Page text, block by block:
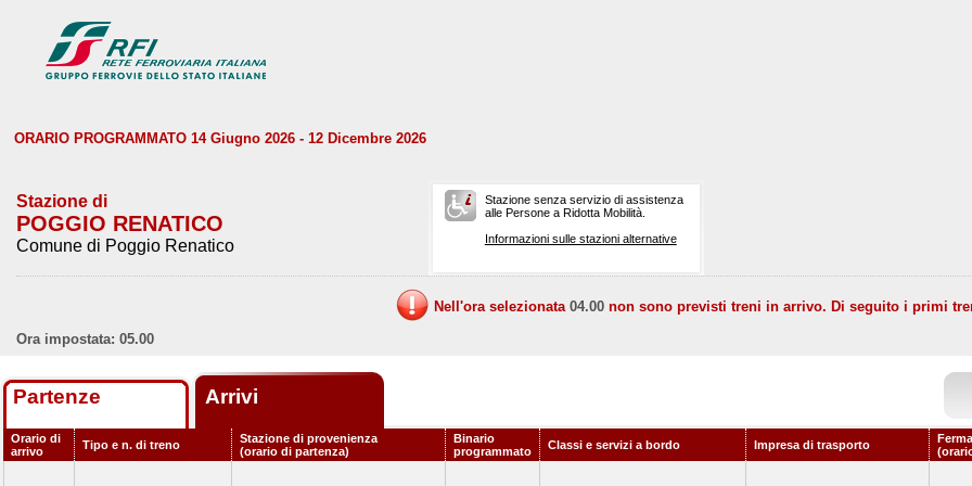
ORARIO PROGRAMMATO 14 Giugno 2026 - 12 Dicembre 2026
Stazione di
POGGIO RENATICO
Comune di Poggio Renatico
Stazione senza servizio di assistenza
alle Persone a Ridotta Mobilità.
Informazioni sulle stazioni alternative
Nell'ora selezionata 04.00 non sono previsti treni in arrivo. Di seguito i primi
Ora impostata: 05.00
Partenze Arrivi
Orario di
arrivo
Tipo e n. di treno
Stazione di provenienza
(orario di partenza)
Binario
programmato
Classi e servizi a bordo Impresa di trasporto